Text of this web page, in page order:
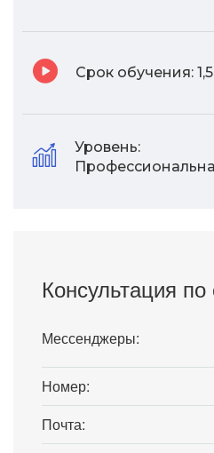
Срок обучения:
Уровень:
Консультация
Мессенджеры:
Номер:
Почта: